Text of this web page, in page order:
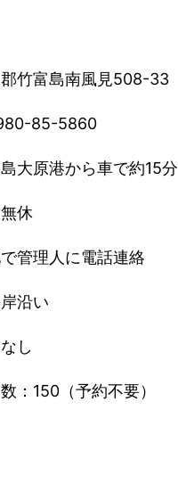
竹富島南風見508-33
85-5860
大原港から車で約15分
休
管理人に電話連絡
沿い
し
：150（予約不要）